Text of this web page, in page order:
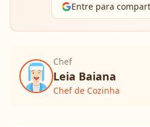
Entre para
Chef
Leia Baiana
Chef de Cozinha